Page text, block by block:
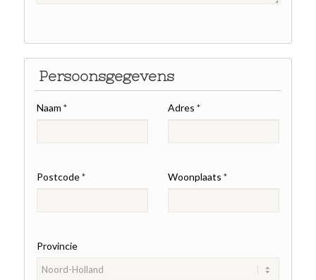
Persoonsgegevens
Naam* Adres*
Postcode* Woonplaats*
Provincie